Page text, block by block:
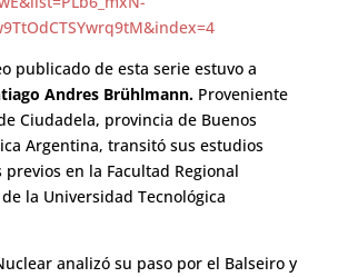
publicado de esta serie estuvo a
Andres Brühlmann. Proveniente
Ciudadela, provincia de Buenos
Argentina, transitó sus estudios
en la Facultad Regional
la Universidad Tecnológica
analizó su paso por el Balseiro y